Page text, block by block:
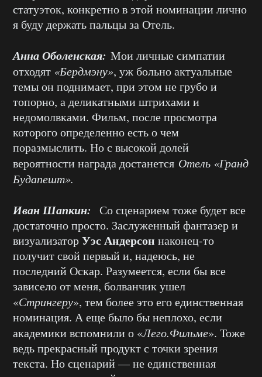
статуэток, конкретно в этой номинации лично
я буду держать пальцы за Отель.
Анна Оболенская: Мои личные симпатии
отходят «Бердмэну», уж больно актуальные
темы он поднимает, при этом не грубо и
топорно, а деликатными штрихами и
недомолвками. Фильм, после просмотра
которого определенно есть о чем
поразмыслить. Но с высокой долей
вероятности награда достанется Отель «Гранд
Будапешт».
Иван Шапкин: Со сценарием тоже будет все
достаточно просто. Заслуженный фантазер и
визуализаторУэс Андерсон наконец-то
получит свой первый и, надеюсь, не
последний Оскар. Разумеется, если бы все
зависело от меня, болванчик ушел
«Стрингеру», тем более это его единственная
номинация. А еще было бы неплохо, если
академики вспомнили о «Лего.Фильме». Тоже
ведь прекрасный продукт с точки зрения
текста. Но сценарий — не единственная